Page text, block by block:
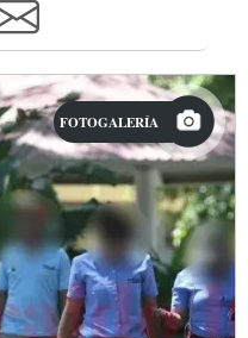
FOTOGALERÍA